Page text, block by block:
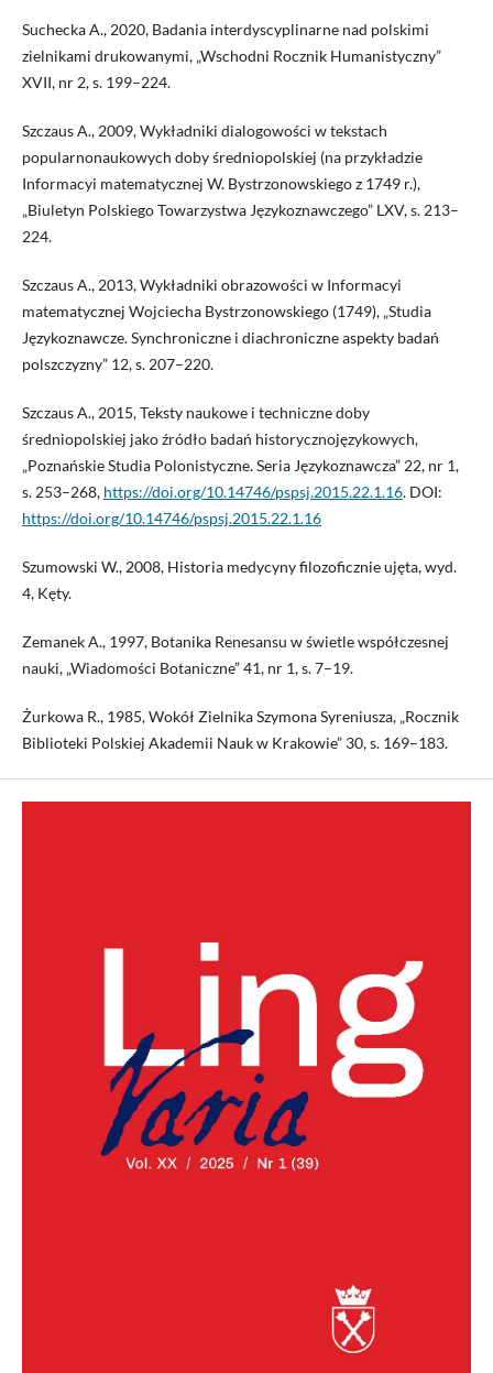
Suchecka A., 2020, Badania interdyscyplinarne nad polskimi
zielnikami drukowanymi, „Wschodni Rocznik Humanistyczny”
XVII, nr 2, s. 199–224.
Szczaus A., 2009, Wykładniki dialogowości w tekstach
popularnonaukowych doby średniopolskiej (na przykładzie
Informacyi matematycznej W. Bystrzonowskiego z 1749 r.),
„Biuletyn Polskiego Towarzystwa Językoznawczego” LXV, s. 213–
224.
Szczaus A., 2013, Wykładniki obrazowości w Informacyi
matematycznej Wojciecha Bystrzonowskiego (1749), „Studia
Językoznawcze. Synchroniczne i diachroniczne aspekty badań
polszczyzny” 12, s. 207–220.
Szczaus A., 2015, Teksty naukowe i techniczne doby
średniopolskiej jako źródło badań historycznojęzykowych,
„Poznańskie Studia Polonistyczne. Seria Językoznawcza” 22, nr 1,
s. 253–268, https://doi.org/10.14746/pspsj.2015.22.1.16. DOI:
https://doi.org/10.14746/pspsj.2015.22.1.16
Szumowski W., 2008, Historia medycyny filozoficznie ujęta, wyd.
4, Kęty.
Zemanek A., 1997, Botanika Renesansu w świetle współczesnej
nauki, „Wiadomości Botaniczne” 41, nr 1, s. 7–19.
Żurkowa R., 1985, Wokół Zielnika Szymona Syreniusza, „Rocznik
Biblioteki Polskiej Akademii Nauk w Krakowie” 30, s. 169–183.